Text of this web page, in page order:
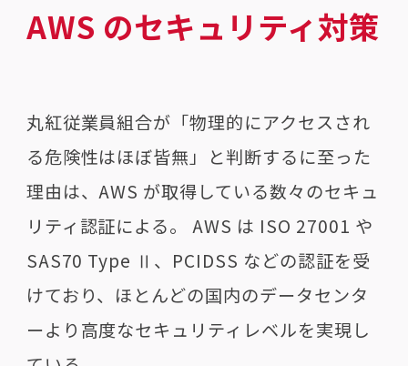
AWS のセキュリティ対策
丸紅従業員組合が「物理的にアクセスされ
る危険性はほぼ皆無」と判断するに至った
理由は、AWS が取得している数々のセキュ
リティ認証による。 AWS は ISO 27001 や
SAS70 Type Ⅱ、PCIDSS などの認証を受
けており、ほとんどの国内のデータセンタ
ーより高度なセキュリティレベルを実現し